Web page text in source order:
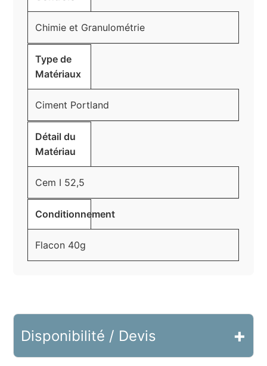
Chimie et Granulométrie
Type de
Matériaux
Ciment Portland
Détail du
Matériau
Cem I 52,5
Conditionnement
Flacon 40g
Disponibilité / Devis +